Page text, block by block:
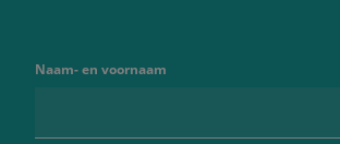
Naam- en voornaam